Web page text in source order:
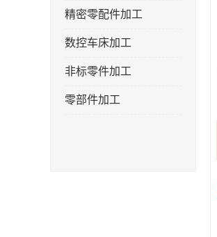
精密零配件加工
数控车床加工
非标零件加工
零部件加工